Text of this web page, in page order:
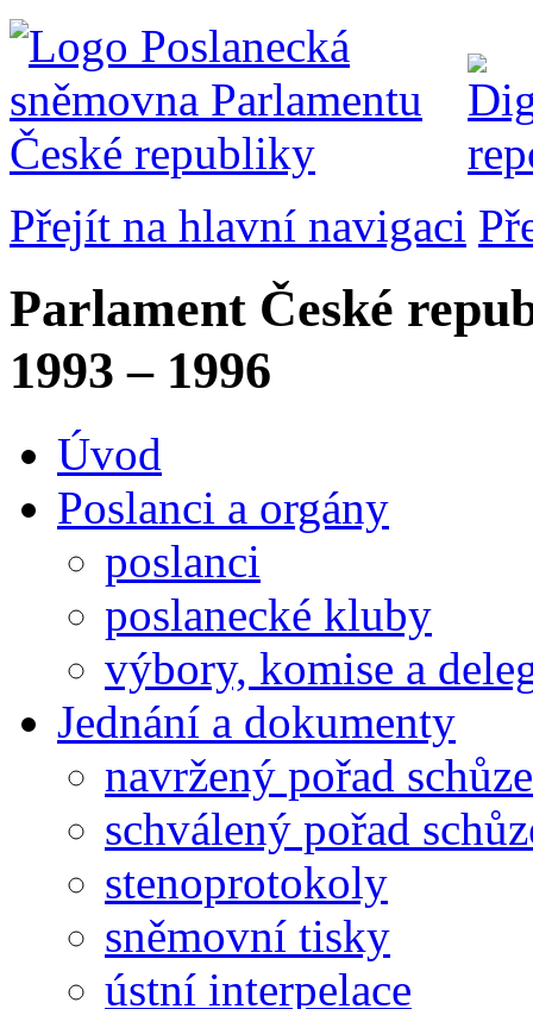
Přejít na hlavní navigaci
Parlament České
1993 – 1996
Úvod
Poslanci a orgány
poslanci
poslanecké kluby
výbory, komise a
Jednání a dokumenty
navržený pořad schůze
schválený pořad
stenoprotokoly
sněmovní tisky
ústní interpelace